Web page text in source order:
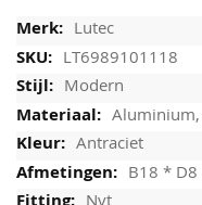
Lutec
LT6989101118
Modern
Aluminium,
Antraciet
B18 *
Nvt